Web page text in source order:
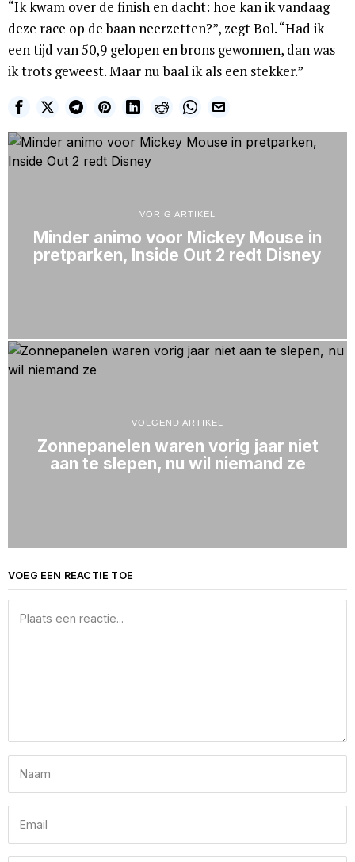
“Ik kwam over de finish en dacht: hoe kan ik vandaag
deze race op de baan neerzetten?”, zegt Bol. “Had ik
een tijd van 50,9 gelopen en brons gewonnen, dan was
ik trots geweest. Maar nu baal ik als een stekker.”
VORIG ARTIKEL
Minder animo voor Mickey Mouse in
pretparken, Inside Out 2 redt Disney
VOLGEND ARTIKEL
Zonnepanelen waren vorig jaar niet
aan te slepen, nu wil niemand ze
VOEG EEN REACTIE TOE